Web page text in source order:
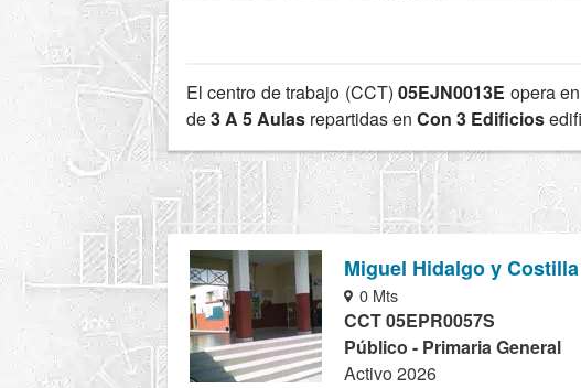
El centro de trabajo (CCT)05EJN0013E opera
de3 A 5 Aulas repartidas en Con 3 Edificios
Miguel Hidalgo y Costilla
0 Mts
CCT 05EPR0057S
Público - Primaria General
Activo 2026